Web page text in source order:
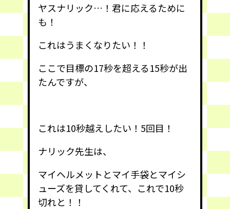
ヤスナリック…！君に応えるために
も！
これはうまくなりたい！！
ここで目標の17秒を超える15秒が出
たんですが、
これは10秒越えしたい！5回目！
ナリック先生は、
マイヘルメットとマイ手袋とマイシ
ューズを貸してくれて、これで10秒
切れと！！